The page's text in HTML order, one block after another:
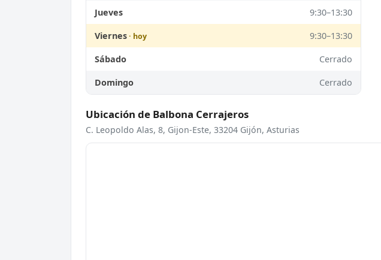
Jueves 9:30–13:30
Viernes 9:30–13:30
Sábado Cerrado
Domingo Cerrado
Ubicación de Balbona Cerrajeros
C. Leopoldo Alas, 8, Gijon-Este, 33204 Gijón, Asturias